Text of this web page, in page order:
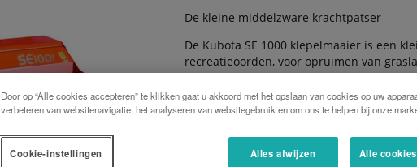
De kleine middelzware krachtpatser
De Kubota SE 1000 klepelmaaier is een
recreatieoorden, voor opruimen van
moet worden.
De SE1000 is verkrijgbaar in 3 modellen
eenvoudig te bedienen en vereist een
Door op “Alle cookies accepteren” te klikken gaat u akkoord met het opslaan van cookies op uw
verbeteren van websitenavigatie, het analyseren van websitegebruik en om ons te helpen bij onze
Alles afwijzen Alle
Cookie-instellingen